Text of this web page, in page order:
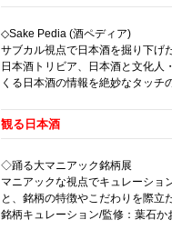
◇Sake Pedia (酒ペディア)
サブカル視点で日本酒を掘り下げ
日本酒トリビア、日本酒と文化人
くる日本酒の情報を絶妙なタッチ
観る日本酒
◇踊る大マニアック銘柄展
マニアックな視点でキュレーショ
と、銘柄の特徴やこだわりを際立
銘柄キュレーション/監修：葉石